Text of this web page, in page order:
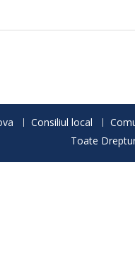
Consiliul local
Toate